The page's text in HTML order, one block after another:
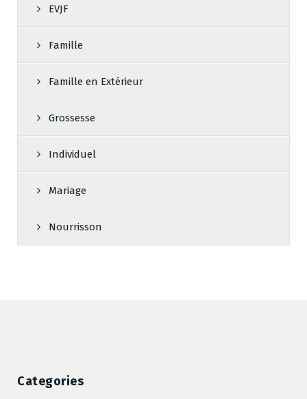
EVJF
Famille
Famille en Extérieur
Grossesse
Individuel
Mariage
Nourrisson
Categories